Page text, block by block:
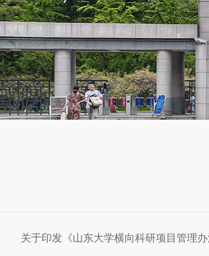
关于印发《山东大学横向科研项目管理